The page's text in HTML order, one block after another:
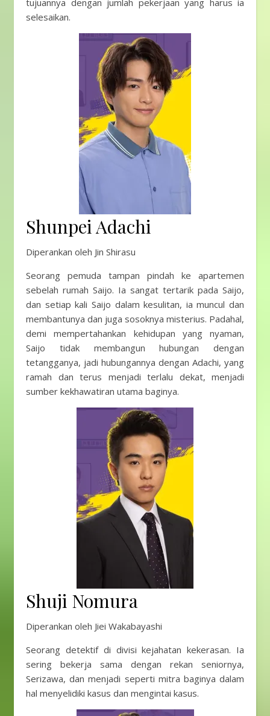
tujuannya dengan jumlah pekerjaan yang harus ia
selesaikan.
Shunpei Adachi
Diperankan oleh Jin Shirasu
Seorang pemuda tampan pindah ke apartemen
sebelah rumah Saijo. Ia sangat tertarik pada Saijo,
dan setiap kali Saijo dalam kesulitan, ia muncul dan
membantunya dan juga sosoknya misterius. Padahal,
demi mempertahankan kehidupan yang nyaman,
Saijo tidak membangun hubungan dengan
tetangganya, jadi hubungannya dengan Adachi, yang
ramah dan terus menjadi terlalu dekat, menjadi
sumber kekhawatiran utama baginya.
Shuji Nomura
Diperankan oleh Jiei Wakabayashi
Seorang detektif di divisi kejahatan kekerasan. Ia
sering bekerja sama dengan rekan seniornya,
Serizawa, dan menjadi seperti mitra baginya dalam
hal menyelidiki kasus dan mengintai kasus.